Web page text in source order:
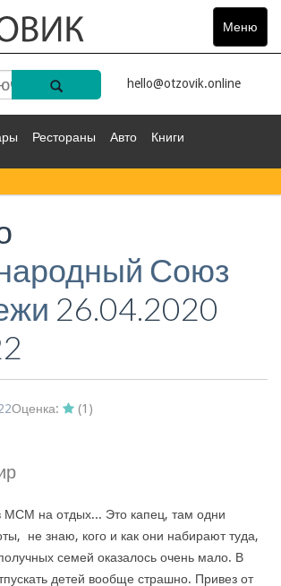
Меню
Toggle
hello@otzovik.online
Рестораны Авто Книги
Союз
26.04.2020
Оценка: (1 )
МСМ на отдых... Это капец, там одни
не знаю, кого и как они набирают туда,
семей оказалось очень мало. В
детей вообще страшно. Привез от